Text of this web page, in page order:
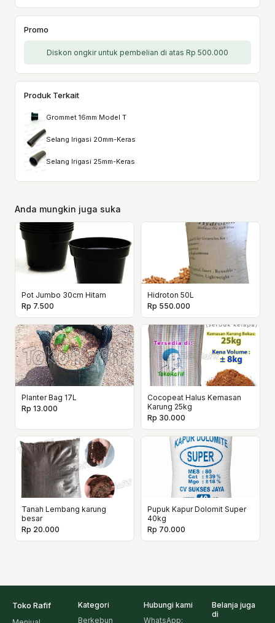
Promo
Diskon ongkir untuk pembelian di atas Rp 500.000
Produk Terkait
Grommet 16mm Model T
Selang Irigasi 20mm-Keras
Selang Irigasi 25mm-Keras
Anda mungkin juga suka
Pot Jumbo 30cm Hitam
Rp 7.500
Hidroton 50L
Rp 550.000
Planter Bag 17L
Rp 13.000
Cocopeat Halus Kemasan
Karung 25kg
Rp 30.000
Tanah Lembang karung
besar
Rp 20.000
Pupuk Kapur Dolomit Super
40kg
Rp 70.000
Toko Rafif
Kategori
Berkebun
Hubungi kami
WhatsApp:
Belanja juga
di